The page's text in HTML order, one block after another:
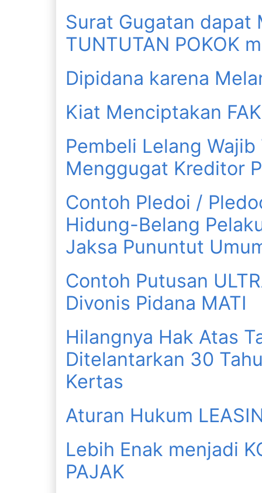
Surat Gugatan dapat
TUNTUTAN POKOK
Dipidana karena
Kiat Menciptakan
Pembeli Lelang
Menggugat Kreditor
Contoh Pledoi /
Hidung-Belang
Jaksa Pununtut
Contoh Putusan
Divonis Pidana MATI
Hilangnya Hak Atas
Ditelantarkan 30
Kertas
Aturan Hukum
Lebih Enak menjadi
PAJAK